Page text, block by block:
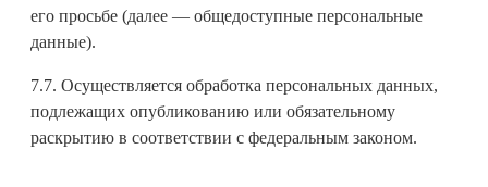
его просьбе (далее — общедоступные персональные
данные).
7.7. Осуществляется обработка персональных данных,
подлежащих опубликованию или обязательному
раскрытию в соответствии с федеральным законом.